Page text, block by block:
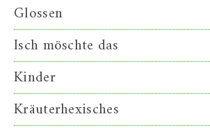
Glossen
Isch möschte das
Kinder
Kräuterhexisches